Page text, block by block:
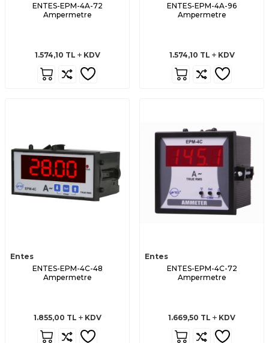
ENTES-EPM-4A-72
Ampermetre
1.574,10 TL KDV
ENTES-EPM-4A-96
Ampermetre
1.574,10 TL KDV
Entes
ENTES-EPM-4C-48
Ampermetre
1.855,00 TL KDV
Entes
ENTES-EPM-4C-72
Ampermetre
1.669,50 TL KDV